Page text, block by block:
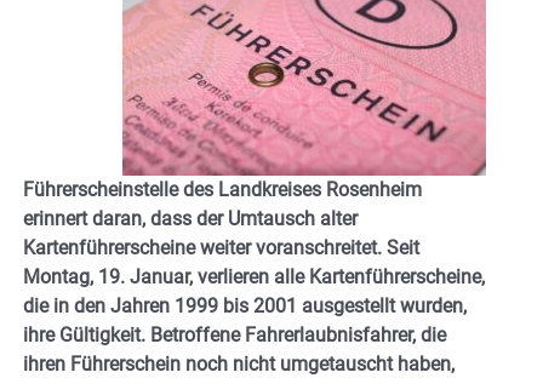
Führerscheinstelle des Landkreises Rosenheim
erinnert daran, dass der Umtausch alter
Kartenführerscheine weiter voranschreitet. Seit
Montag, 19. Januar, verlieren alle Kartenführerscheine,
die in den Jahren 1999 bis 2001 ausgestellt wurden,
ihre Gültigkeit. Betroffene Fahrerlaubnisfahrer, die
ihren Führerschein noch nicht umgetauscht haben,